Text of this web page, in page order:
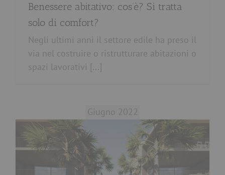
Benessere abitativo: cos’è? Si tratta
solo di comfort?
Negli ultimi anni il settore edile ha preso il
via nel costruire o ristrutturare abitazioni o
spazi lavorativi [...]
Giugno 2022